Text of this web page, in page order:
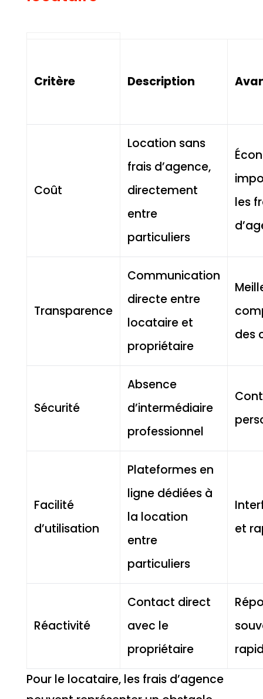
Critère Description
Coût
Location sans
frais d’agence,
directement
entre
particuliers
les
Transparence
Communication
directe entre
locataire et
propriétaire
des
Sécurité
Absence
d’intermédiaire
professionnel
Facilité
d’utilisation
Plateformes en
ligne dédiées à
la location
entre
particuliers
et
Réactivité
Contact direct
avec le
propriétaire
Pour le locataire, les frais d’agence